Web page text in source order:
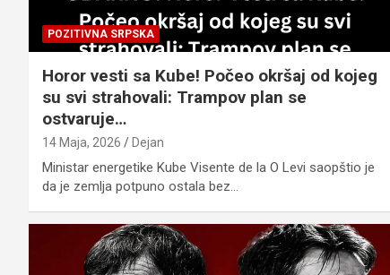
POZITIVNA SRPSKA
Horor vesti sa Kube! Počeo okršaj od kojeg
su svi strahovali: Trampov plan se
ostvaruje…
14 Maja, 2026 Dejan
Ministar energetike Kube Visente de la O Levi saopštio je
da je zemlja potpuno ostala bez…